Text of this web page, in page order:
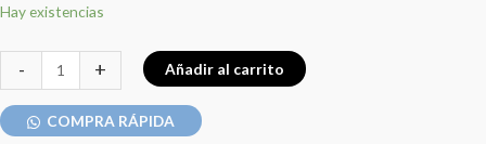
Hay existencias
- + Añadir al carrito
COMPRA RÁPIDA